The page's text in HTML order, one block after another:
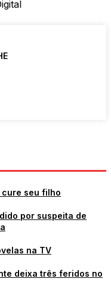
cure seu filho
por suspeita de
na TV
deixa três feridos no